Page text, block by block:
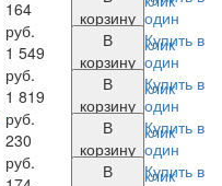
164
руб.
корзину один
клик
1 549
руб.
В
корзину
Купить в
один
клик
1 819
руб.
В
корзину
Купить в
один
клик
230
руб.
В
корзину
Купить в
один
клик
В
Купить в